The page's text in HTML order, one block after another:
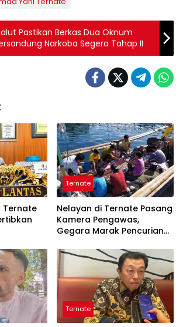
Pastikan Berkas Dua Oknum
Narkoba Segera Tahap II
Ternate
Ternate
Nelayan di Ternate Pasang
Kamera Pengawas,
Gegara Marak Pencurian
Ternate